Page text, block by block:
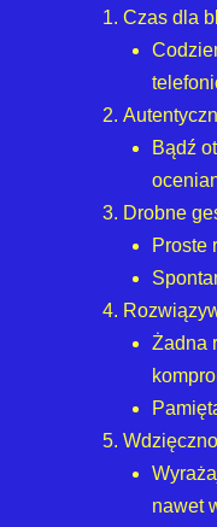
Czas dla
Bądź
Drobne
Proste
Żadna
nawet